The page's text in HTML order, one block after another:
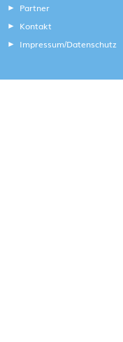
Partner
Kontakt
Impressum/Datenschutz